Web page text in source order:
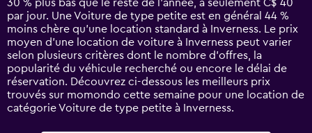
1
Y
axis
displaying
values.
Range:
0
to
150.
30 % plus bas que le reste de l’année, à seulement C$ 40
par jour. Une Voiture de type petite est en général 44 %
moins chère qu'une location standard à Inverness. Le prix
moyen d’une location de voiture à Inverness peut varier
selon plusieurs critères dont le nombre d’offres, la
popularité du véhicule recherché ou encore le délai de
réservation. Découvrez ci-dessous les meilleurs prix
trouvés sur momondo cette semaine pour une location de
catégorie Voiture de type petite à Inverness.